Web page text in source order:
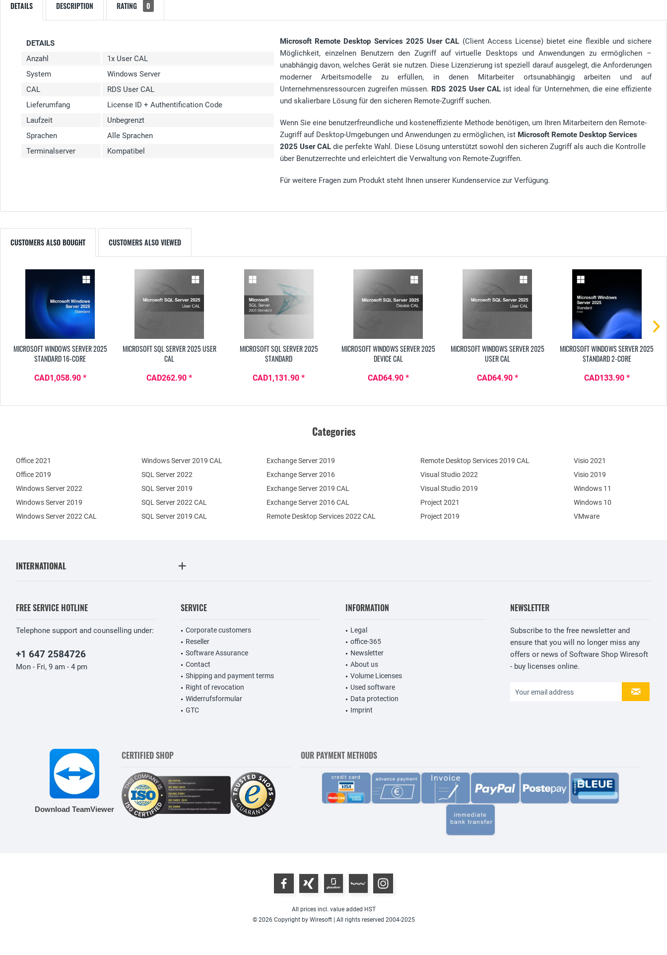
DETAILS DESCRIPTION RATING 0
DETAILS
Anzahl
1x User CAL
System
Windows Server
CAL
RDS User CAL
Lieferumfang
License ID + Authentification Code
Laufzeit
Unbegrenzt
Sprachen
Alle Sprachen
Terminalserver
Kompatibel
Microsoft Remote Desktop Services 2025 User CAL (Client Access License) bietet eine flexible und sichere
Möglichkeit, einzelnen Benutzern den Zugriff auf virtuelle Desktops und Anwendungen zu ermöglichen –
unabhängig davon, welches Gerät sie nutzen. Diese Lizenzierung ist speziell darauf ausgelegt, die Anforderungen
moderner Arbeitsmodelle zu erfüllen, in denen Mitarbeiter ortsunabhängig arbeiten und auf
Unternehmensressourcen zugreifen müssen. RDS 2025 User CAList ideal für Unternehmen, die eine effiziente
und skalierbare Lösung für den sicheren Remote-Zugriff suchen.
Wenn Sie eine benutzerfreundliche und kosteneffiziente Methode benötigen, um Ihren Mitarbeitern den Remote-
Zugriff auf Desktop-Umgebungen und Anwendungen zu ermöglichen, ist Microsoft Remote Desktop Services
2025 User CAL die perfekte Wahl. Diese Lösung unterstützt sowohl den sicheren Zugriff als auch die Kontrolle
über Benutzerrechte und erleichtert die Verwaltung von Remote-Zugriffen.
Für weitere Fragen zum Produkt steht Ihnen unserer Kundenservice zur Verfügung.
CUSTOMERS ALSO BOUGHT CUSTOMERS ALSO VIEWED
MICROSOFT WINDOWS SERVER 2025
STANDARD 16-CORE
CAD1,058.90 *
MICROSOFT SQL SERVER 2025 USER
CAL
CAD262.90 *
MICROSOFT SQL SERVER 2025
STANDARD
CAD1,131.90 *
MICROSOFT WINDOWS SERVER 2025
DEVICE CAL
CAD64.90 *
MICROSOFT WINDOWS SERVER 2025
USER CAL
CAD64.90 *
MICROSOFT WINDOWS SERVER 2025
STANDARD 2-CORE
CAD133.90 *
Categories
Office 2021
Office 2019
Windows Server 2022
Windows Server 2019
Exchange Server 2019
Exchange Server 2016
SQL Server 2022
SQL Server 2019
Windows Server 2022 CAL
Windows Server 2019 CAL
SQL Server 2022 CAL
SQL Server 2019 CAL
Remote Desktop Services 2022 CAL
Remote Desktop Services 2019 CAL
Exchange Server 2019 CAL
Exchange Server 2016 CAL
Visual Studio 2022
Visual Studio 2019
Project 2021
Project 2019
Visio 2021
Visio 2019
Windows 11
Windows 10
VMware
INTERNATIONAL
FREE SERVICE HOTLINE
Telephone support and counselling under:
+1 647 2584726
Mon - Fri, 9 am - 4 pm
SERVICE
Corporate customers
Reseller
Software Assurance
Contact
Shipping and payment terms
Right of revocation
Widerrufsformular
GTC
INFORMATION
Legal
office-365
Newsletter
About us
Volume Licenses
Used software
Data protection
Imprint
NEWSLETTER
Subscribe to the free newsletter and
ensure that you will no longer miss any
offers or news of Software Shop Wiresoft
- buy licenses online.
Download TeamViewer
CERTIFIED SHOP OUR PAYMENT METHODS
All prices incl. value added HST
© 2026 Copyright by Wiresoft | All rights reserved 2004-2025